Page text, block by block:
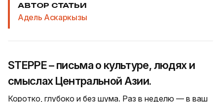
АВТОР СТАТЬИ
Адель Аскаркызы
STEPPE – письма о культуре, людях и
смыслах Центральной Азии.
Коротко, глубоко и без шума. Раз в неделю — в ваш